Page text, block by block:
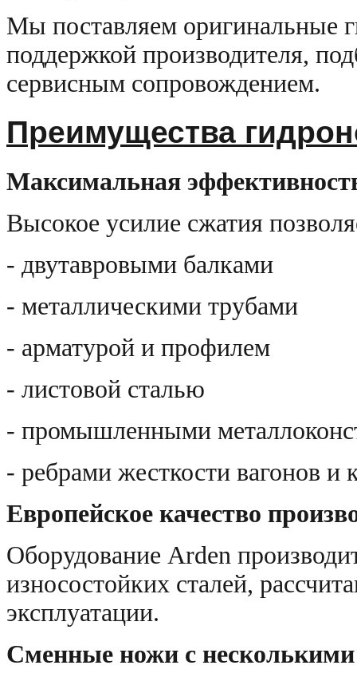
Мы поставляем оригинальные
поддержкой производителя,
сервисным сопровождением.
Преимущества
Максимальная
Высокое усилие сжатия
- двутавровыми балками
- металлическими трубами
- арматурой и профилем
- листовой сталью
- промышленными
- ребрами жесткости вагонов и
Европейское качество
Оборудование Arden
износостойких сталей,
эксплуатации.
Сменные ножи с